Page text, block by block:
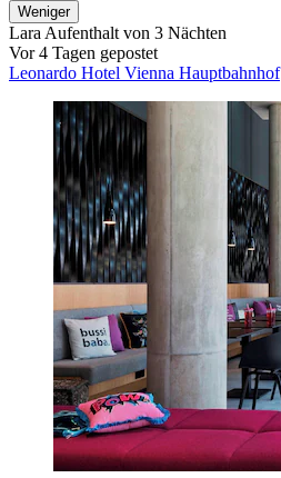
Weniger
Lara Aufenthalt von 3 Nächten
Vor 4 Tagen gepostet
Leonardo Hotel Vienna Hauptbahnhof